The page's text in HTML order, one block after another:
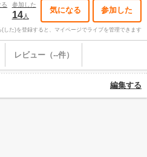
参加した
14人
気になる 参加した
(した)を登録すると、マイページでライブを管理できます
レビュー（--件）
編集する